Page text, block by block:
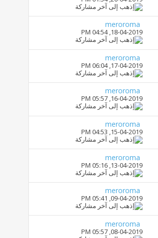
meroroma
18-04-2019,
04:54 PM
meroroma
17-04-2019,
06:04 PM
meroroma
16-04-2019,
05:57 PM
meroroma
15-04-2019,
04:53 PM
meroroma
13-04-2019,
05:16 PM
meroroma
09-04-2019,
05:41 PM
meroroma
08-04-2019,
05:57 PM